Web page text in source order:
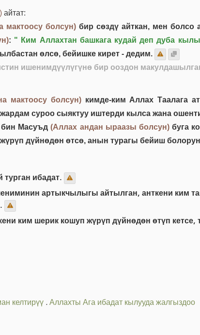
айтат:
мактоосу болсун) бир сөздү айткан, мен
: " Ким Аллахтан башкага кудай деп дуба
өлсө, бейишке кирет - дедим.
ишенимдүүлүгүнө бир ооздон
мактоосу болсун)кимде-ким Аллах Таалага
суроо сыяктуу иштерди кылса жана
бин Масуъд(Аллах андан ыраазы болсун)буга
жүрүп дүйнөдөн өтсө, анын турагы бейиш болорун
ибадат.
артыкчылыгы айтылган, анткени ким
ким шерик кошуп жүрүп дүйнөдөн өтүп кетсе,
келтирүү.Аллахты Ага ибадат кылууда жалгыздоо